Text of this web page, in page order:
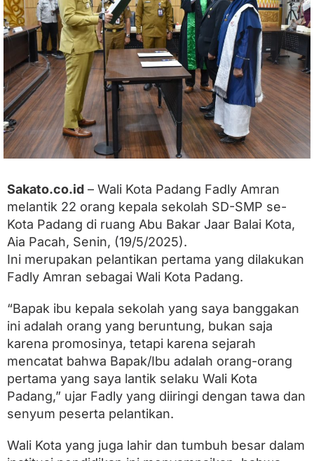
a
F
a
d
l
y
A
m
r
n
S
e
k
u
W
a
l
K
o
a
a
d
a
n
g
:
2
2
e
p
Sakato.co.id – Wali Kota Padang Fadly Amran
melantik 22 orang kepala sekolah SD-SMP se-
Kota Padang di ruang Abu Bakar Jaar Balai Kota,
Aia Pacah, Senin, (19/5/2025).
Ini merupakan pelantikan pertama yang dilakukan
Fadly Amran sebagai Wali Kota Padang.
“Bapak ibu kepala sekolah yang saya banggakan
ini adalah orang yang beruntung, bukan saja
karena promosinya, tetapi karena sejarah
mencatat bahwa Bapak/Ibu adalah orang-orang
pertama yang saya lantik selaku Wali Kota
Padang,” ujar Fadly yang diiringi dengan tawa dan
senyum peserta pelantikan.
Wali Kota yang juga lahir dan tumbuh besar dalam